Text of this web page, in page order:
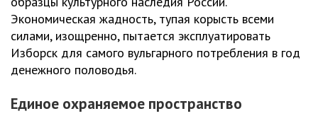
Экономическая жадность, тупая корысть всеми
силами, изощренно, пытается эксплуатировать
Изборск для самого вульгарного потребления в год
денежного половодья.
Единое охраняемое пространство